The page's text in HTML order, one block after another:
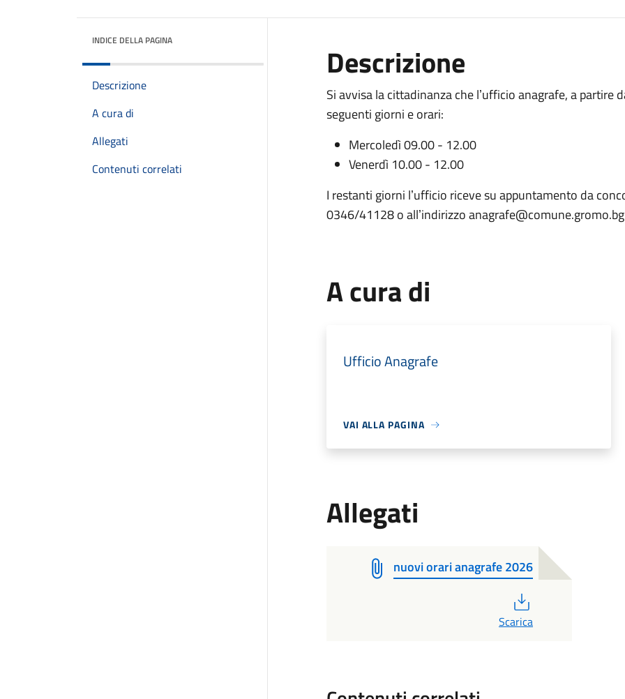
INDICE DELLA PAGINA
Descrizione
A cura di
Allegati
Contenuti correlati
Descrizione
Si avvisa la cittadinanza che lʼufficio anagrafe, a partire
seguenti giorni e orari:
Mercoledì 09.00 - 12.00
Venerdì 10.00 - 12.00
I restanti giorni lʼufficio riceve su appuntamento da
0346/41128 o allʼindirizzo
A cura di
Ufficio Anagrafe
VAI ALLA PAGINA
Allegati
nuovi orari anagrafe 2026
Scarica